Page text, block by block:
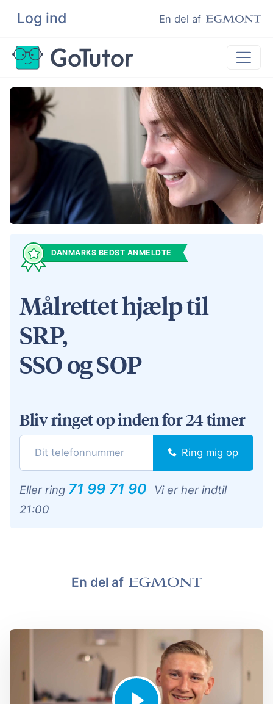
Log ind En del af
Søg
Lektiehjælp
Eksamenshjælp
Hjælp til ordblinde
Kundeudtalelser
Undervisere
DANMARKS BEDST ANMELDTE
Målrettet hjælp til
SRP,
SSO og SOP
Bliv ringet op inden for 24 timer
Ring mig op
Eller ring 71 99 71 90
Vi er her indtil
21:00
En del af